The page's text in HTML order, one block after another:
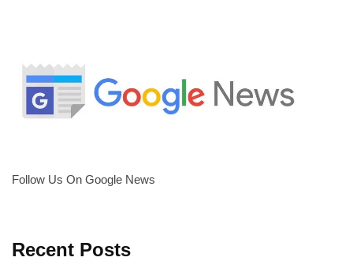
Follow Us On Google News
Recent Posts